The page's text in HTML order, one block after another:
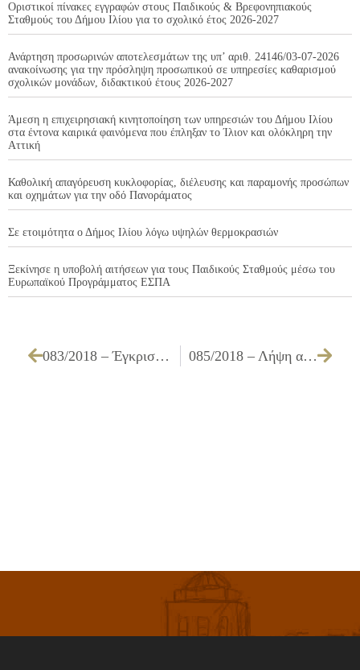
Οριστικοί πίνακες εγγραφών στους Παιδικούς & Βρεφονηπιακούς
Σταθμούς του Δήμου Ιλίου για το σχολικό έτος 2026-2027
Ανάρτηση προσωρινών αποτελεσμάτων της υπ’ αριθ. 24146/03-07-2026
ανακοίνωσης για την πρόσληψη προσωπικού σε υπηρεσίες καθαρισμού
σχολικών μονάδων, διδακτικού έτους 2026-2027
Άμεση η επιχειρησιακή κινητοποίηση των υπηρεσιών του Δήμου Ιλίου
στα έντονα καιρικά φαινόμενα που έπληξαν το Ίλιον και ολόκληρη την
Αττική
Καθολική απαγόρευση κυκλοφορίας, διέλευσης και παραμονής προσώπων
και οχημάτων για την οδό Πανοράματος
Σε ετοιμότητα ο Δήμος Ιλίου λόγω υψηλών θερμοκρασιών
Ξεκίνησε η υποβολή αιτήσεων για τους Παιδικούς Σταθμούς μέσω του
Ευρωπαϊκού Προγράμματος ΕΣΠΑ
083/2018 – Έγκριση πίστωσης, τεχνικών προδιαγραφών και καθορισμός των όρων διακήρυξης για την «Προμήθεια σάκων απορριμμάτων» 085/2018 – Λήψη απόφασης για την έγκριση ή μη του Πρακτικού ΙΙ «Ελέγχου Δικαιολογητικών» και την κατακύρωση ή μη της δημόσιας σύμβασης του έργου: «ΕΠΕΙΓΟΥΣΕΣ ΕΡΓΑΣΙΕΣ ΑΠΟΚΑΤΑΣΤΑΣΗΣ ΦΘΟΡΩΝ ΣΕ ΣΧΟΛΙΚΑ ΚΤΙΡΙΑ»